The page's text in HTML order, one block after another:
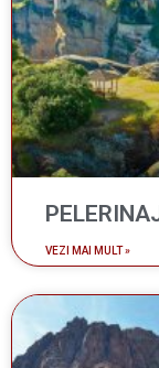
VEZI MAI MULT »